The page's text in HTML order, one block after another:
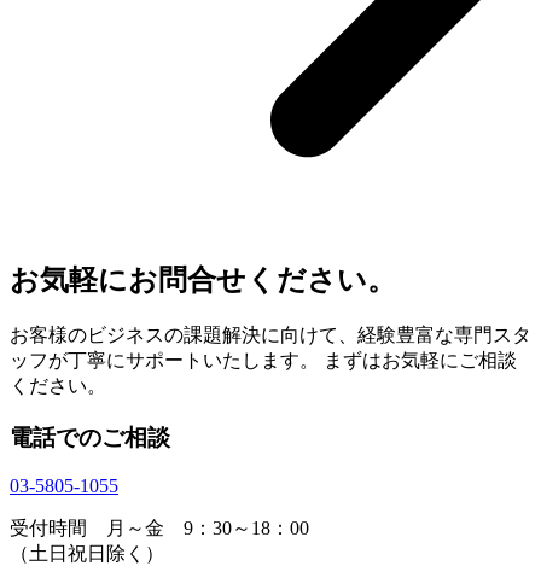
お気軽にお問合せください。
お客様のビジネスの課題解決に向けて、経験豊富な専門スタ
ッフが丁寧にサポートいたします。 まずはお気軽にご相談
ください。
電話でのご相談
03-5805-1055
受付時間 月～金 9：30～18：00
（土日祝日除く）